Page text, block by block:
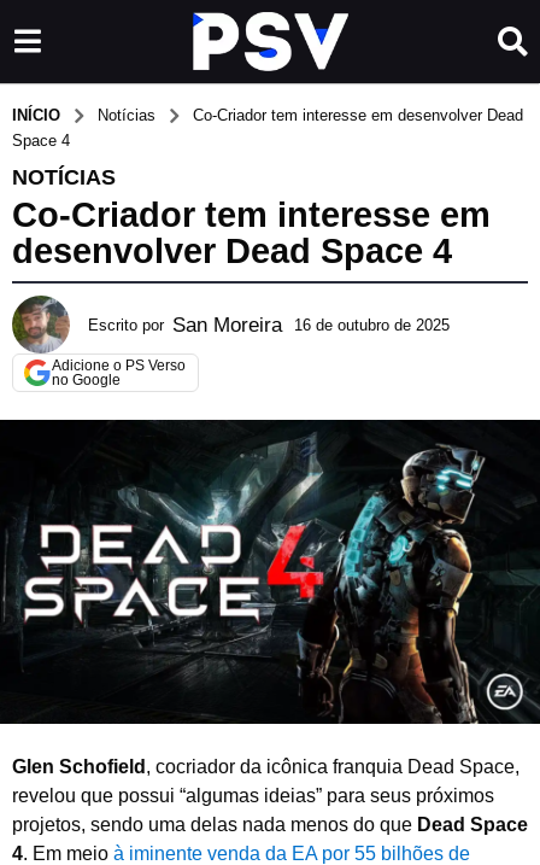
INÍCIO Notícias
Co-Criador tem interesse em desenvolver Dead
Space 4
NOTÍCIAS
Co-Criador tem interesse em
desenvolver Dead Space 4
Escrito por San Moreira 16 de outubro de 2025
o
t
u
b
r
o
d
e
2
0
2
5
Adicione o PS Verso
no Google
Glen Schofield , cocriador da icônica franquia Dead Space,
revelou que possui “algumas ideias” para seus próximos
projetos, sendo uma delas nada menos do que Dead Space
4. Em meio à iminente venda da EA por 55 bilhões de